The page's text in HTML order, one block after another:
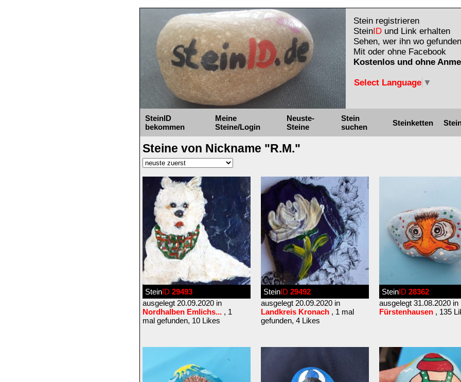
Stein registrieren
SteinID und Link erhalten
Sehen, wer ihn wo
Mit oder ohne Facebook
Kostenlos und ohne
Select Language ▼
SteinID
bekommen
Meine
Steine/Login
Neuste-
Steine
Stein
suchen
Steinketten
Steine von Nickname "R.M."
SteinID 29493
ausgelegt 20.09.2020 in
Nordhalben Emlichs... , 1
mal gefunden, 10 Likes
SteinID 29492
ausgelegt 20.09.2020 in
Landkreis Kronach , 1 mal
gefunden, 4 Likes
SteinID 28362
ausgelegt 31.08.2020 in
Fürstenhausen , 135